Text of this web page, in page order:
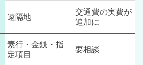
遠隔地
交通費の実費が
追加に
素行・金銭・指
定項目
要相談